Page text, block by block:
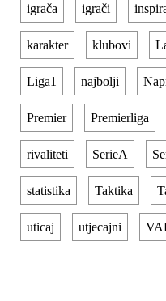
igrača igrači
karakter klubovi
Liga1 najbolji
Premier Premierliga
rivaliteti SerieA
statistika Taktika
uticaj utjecajni